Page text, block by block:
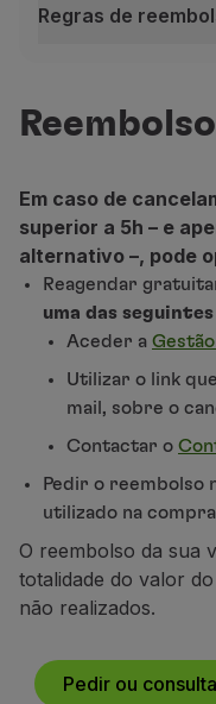
Parceiros
Central de ajuda
Perguntas
Contactos
Informações úteis
Reembolsos
Fatura online
Bagagem perdida /
Voo atrasado /
Regras de
Europa e
Apenas taxas
Não reembolsável
Apenas taxas
Totalmente
Prime
Não aplicável
Não aplicável
Américas e
Discount
Apenas taxas
Basic
Apenas taxas
Dedução de
Plus
Totalmente
Dedução de
(1)Reembolsável
(2)Em bilhetes de
Pedidos de
Reembolsável
Pedidos de
Em caso de
superior a 5h – e
alternativo –, pode
Reagendar
uma das seguintes
Aceder a
Utilizar o link
mail, sobre o
Contactar o
Pedir o reembolso
utilizado na
O reembolso da sua
totalidade do valor
não realizados.
Pedir ou